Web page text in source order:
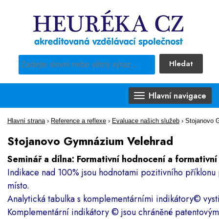
Hledat
Pro vyhledávání obsahu webu použijte předdefinovaný výběr
Hlavní navigace
Hlavní strana › Reference a reflexe › Evaluace našich služeb › Stojanovo
Stojanovo Gymnázium Velehrad
Seminář a dílna: Formativní hodnocení a
Indikace nad 100% jsou hodnotami pozitivního
místo.
Analytická tabulka s komplementárními indikátory©
Komplementární indikátory© jsou chráněné